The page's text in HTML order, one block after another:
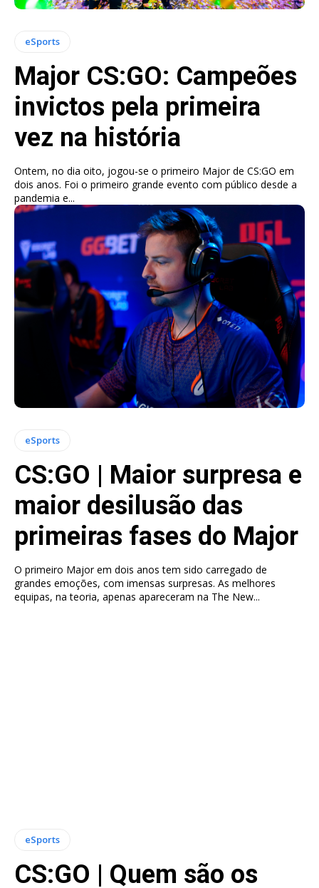
eSports
Major CS:GO: Campeões
invictos pela primeira
vez na história
Ontem, no dia oito, jogou-se o primeiro Major de CS:GO em
dois anos. Foi o primeiro grande evento com público desde a
pandemia e...
eSports
CS:GO | Maior surpresa e
maior desilusão das
primeiras fases do Major
O primeiro Major em dois anos tem sido carregado de
grandes emoções, com imensas surpresas. As melhores
equipas, na teoria, apenas apareceram na The New...
eSports
CS:GO | Quem são os